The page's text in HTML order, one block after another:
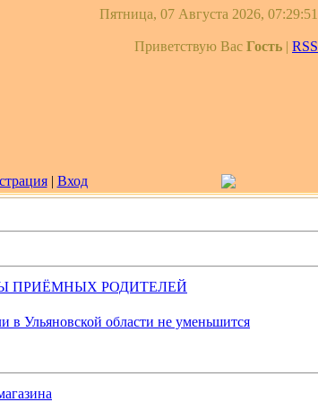
Пятница, 07 Августа 2026, 07:29:51
Приветствую Вас Гость | RSS
| Вход
ПРИЁМНЫХ РОДИТЕЛЕЙ
в Ульяновской области не уменьшится